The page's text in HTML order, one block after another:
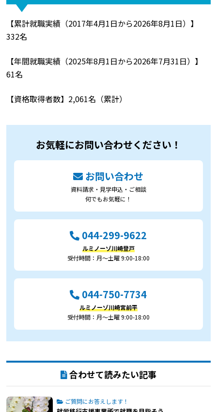
【累計就職実績（2017年4月1日から2026年8月1日）】
332名
【年間就職実績（2025年8月1日から2026年7月31日）】
61名
【資格取得者数】2,061名（累計）
お気軽にお問い合わせください！
お問い合わせ
資料請求・見学申込・ご相談
何でもお気軽に！
044-299-9622
ルミノーゾ川崎登戸
受付時間：月～土曜 9:00-18:00
044-750-7734
ルミノーゾ川崎宮前平
受付時間：月～土曜 9:00-18:00
合わせて読みたい記事
ご質問にお答えします！